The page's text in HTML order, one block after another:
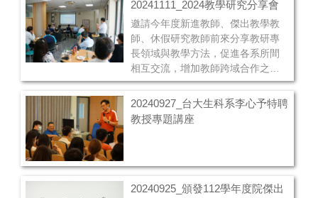
20241111_2024教學研究分享會
邀請今年度新進教師、傑出教學教
師、休假研究教師前來分享教研專
長領域與教學方法，促進各系所間
相互交流，增加教師跨域合作之機
會及創新教學模式之推展。
20240927_台大生科系李心予特聘
教授專題講座
20240925_頒發112學年度院傑出